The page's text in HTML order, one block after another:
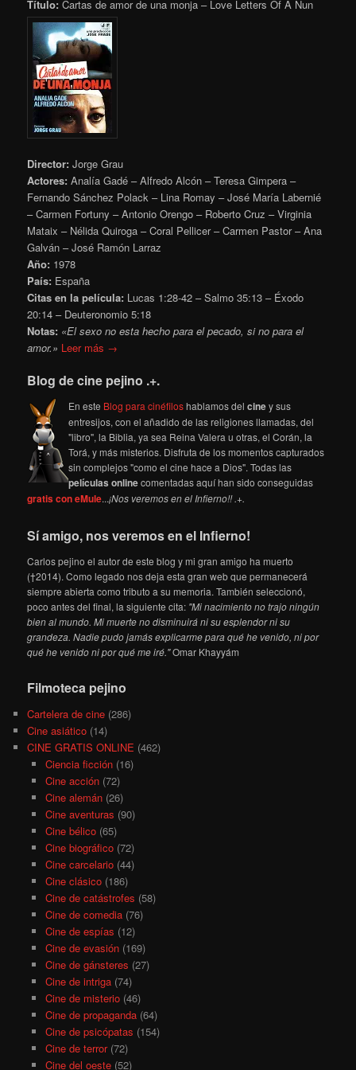
Título: Cartas de amor de una monja – Love Letters Of A Nun
Director: Jorge Grau
Actores: Analía Gadé – Alfredo Alcón – Teresa Gimpera –
Fernando Sánchez Polack – Lina Romay – José María Labernié
– Carmen Fortuny – Antonio Orengo – Roberto Cruz – Virginia
Mataix – Nélida Quiroga – Coral Pellicer – Carmen Pastor – Ana
Galván – José Ramón Larraz
Año: 1978
País: España
Citas en la película: Lucas 1:28-42 – Salmo 35:13 – Éxodo
20:14 – Deuteronomio 5:18
Notas: «El sexo no esta hecho para el pecado, si no para el
amor.» Leer más →
Blog de cine pejino .+.
En este Blog para cinéfiloshablamos delciney sus
entresijos, con el añadido de las religiones llamadas, del
"libro", la Biblia, ya sea Reina Valera u otras, el Corán, la
Torá, y más misterios. Disfruta de los momentos capturados
sin complejos "como el cine hace a Dios". Todas las
películas onlinecomentadas aquí han sido conseguidas
gratis con eMule...¡Nos veremos en el Infierno!! .+.
Sí amigo, nos veremos en el Infierno!
Carlos pejino el autor de este blog y mi gran amigo ha muerto
(†2014). Como legado nos deja esta gran web que permanecerá
siempre abierta como tributo a su memoria. También seleccionó,
poco antes del final, la siguiente cita: "Mi nacimiento no trajo ningún
bien al mundo. Mi muerte no disminuirá ni su esplendor ni su
grandeza. Nadie pudo jamás explicarme para qué he venido, ni por
qué he venido ni por qué me iré."Omar Khayyám
Filmoteca pejino
Cartelera de cine (286)
Cine asiático (14)
CINE GRATIS ONLINE (462)
Ciencia ficción(16)
Cine acción(72)
Cine alemán(26)
Cine aventuras (90)
Cine bélico(65)
Cine biográfico(72)
Cine carcelario(44)
Cine clásico(186)
Cine de catástrofes (58)
Cine de comedia(76)
Cine de espías (12)
Cine de evasión(169)
Cine de gánsteres (27)
Cine de intriga(74)
Cine de misterio(46)
Cine de propaganda(64)
Cine de psicópatas (154)
Cine de terror(72)
Cine del oeste(52)